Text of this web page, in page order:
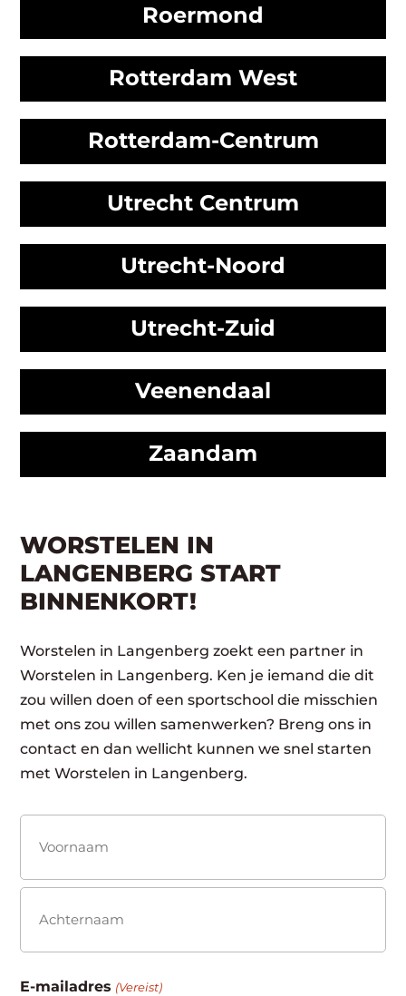
Roermond
Rotterdam West
Rotterdam-Centrum
Utrecht Centrum
Utrecht-Noord
Utrecht-Zuid
Veenendaal
Zaandam
WORSTELEN IN
LANGENBERG START
BINNENKORT!
Worstelen in Langenberg zoekt een partner in
Worstelen in Langenberg. Ken je iemand die dit
zou willen doen of een sportschool die misschien
met ons zou willen samenwerken? Breng ons in
contact en dan wellicht kunnen we snel starten
met Worstelen in Langenberg.
(Vereist)
Voornaam
E-mailadres (Vereist)